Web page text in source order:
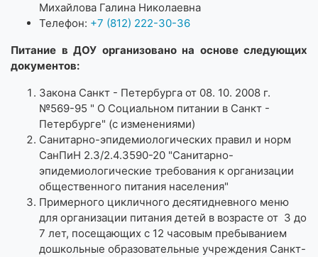
Михайлова Галина Николаевна
Телефон: +7 (812) 222-30-36
Питание в ДОУ организовано на основе следующих
документов:
Закона Санкт - Петербурга от 08. 10. 2008 г.
№569-95 " О Социальном питании в Санкт -
Петербурге" (с изменениями)
Санитарно-эпидемиологических правил и норм
СанПиН 2.3/2.4.3590-20 "Санитарно-
эпидемиологические требования к организации
общественного питания населения"
Примерного цикличного десятидневного меню
для организации питания детей в возрасте от 3 до
7 лет, посещающих с 12 часовым пребыванием
дошкольные образовательные учреждения Санкт-